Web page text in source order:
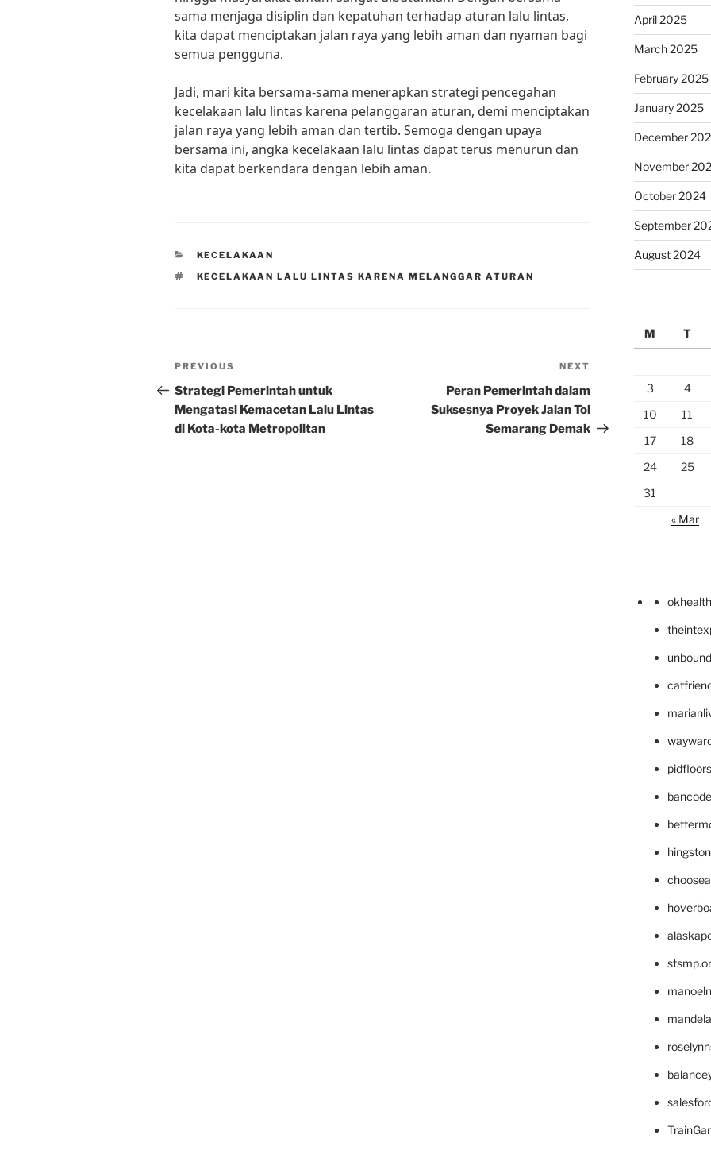
sama menjaga disiplin dan kepatuhan terhadap aturan lalu lintas,
kita dapat menciptakan jalan raya yang lebih aman dan nyaman bagi
semua pengguna.
Jadi, mari kita bersama-sama menerapkan strategi pencegahan
kecelakaan lalu lintas karena pelanggaran aturan, demi menciptakan
jalan raya yang lebih aman dan tertib. Semoga dengan upaya
bersama ini, angka kecelakaan lalu lintas dapat terus menurun dan
kita dapat berkendara dengan lebih aman.
CATEGORIES
KECELAKAAN
TAGS
KECELAKAAN LALU LINTAS KARENA MELANGGAR ATURAN
Post
navigation
Previous
Post
PREVIOUS
Strategi Pemerintah untuk
Mengatasi Kemacetan Lalu Lintas
di Kota-kota Metropolitan
Post
NEXT
Peran Pemerintah dalam
Suksesnya Proyek Jalan Tol
Semarang Demak
April 2025
March 2025
February 2025
January 2025
December
November
October 2024
September
August 2024
M
T
3
4
10
11
17
18
24
25
31
« Mar